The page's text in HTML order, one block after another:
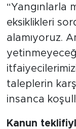
“Yangınlarla
eksiklikleri
alamıyoruz.
taleplerin
insanca
Kanun